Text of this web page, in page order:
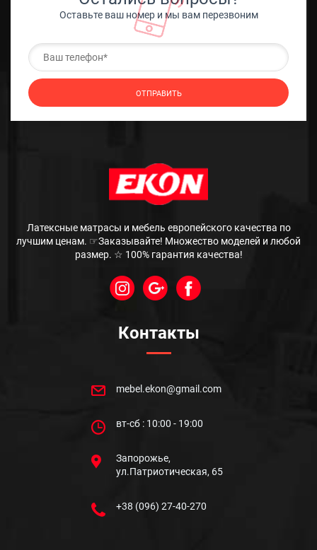
Оставьте ваш номер и мы вам перезвоним
Латексные матрасы и мебель европейского качества по
лучшим ценам. ☞Заказывайте! Множество моделей и любой
размер. ☆ 100% гарантия качества!
Контакты
mebel.ekon@gmail.com
вт-сб : 10:00 - 19:00
Запорожье,
ул.Патриотическая, 65
+38 (096) 27-40-270